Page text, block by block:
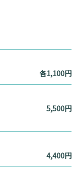
各1,100円
5,500円
4,400円